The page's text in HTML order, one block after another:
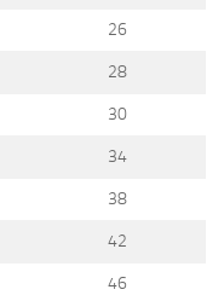
26
28
30
34
38
42
46